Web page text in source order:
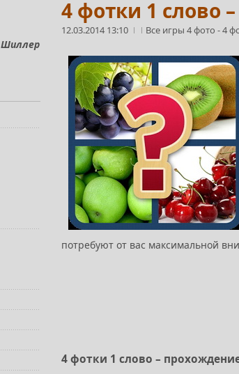
4 фотки 1 слово
12.03.2014 13:10 Все игры 4 фото -4
потребуют от вас максимальной
4 фотки 1 слово –
Шиллер